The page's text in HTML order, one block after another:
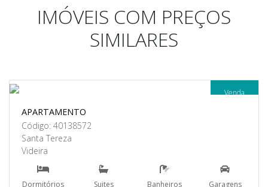
IMÓVEIS COM PREÇOS
SIMILARES
Venda
APARTAMENTO
Código: 40138572
Santa Tereza
Videira
Dormitórios Suites Banheiros Garagens